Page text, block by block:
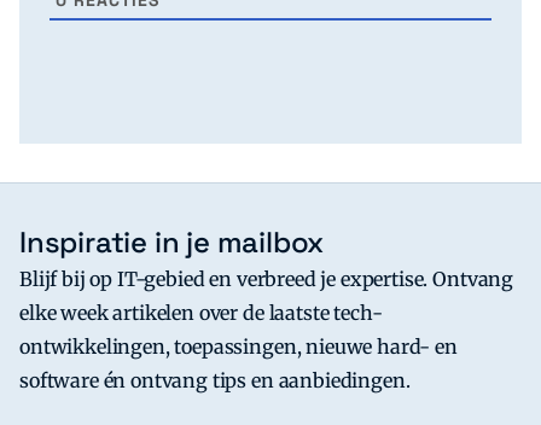
Inspiratie in je mailbox
Blijf bij op IT-gebied en verbreed je expertise. Ontvang
elke week artikelen over de laatste tech-
ontwikkelingen, toepassingen, nieuwe hard- en
software én ontvang tips en aanbiedingen.